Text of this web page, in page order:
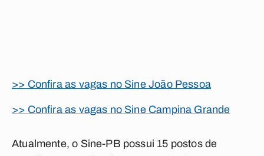
>> Confira as vagas no Sine João Pessoa
>> Confira as vagas no Sine Campina Grande
Atualmente, o Sine-PB possui 15 postos de